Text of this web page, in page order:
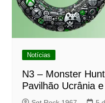
Notícias
N3 – Monster
Pavilhão Ucrânia